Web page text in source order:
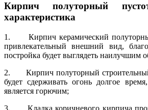
Кирпич полуторный
характеристика
1. Кирпич керамический
привлекательный внешний вид,
постройка будет выглядеть наилучшим
2. Кирпич полуторный
будет сдерживать огонь долгое
является горючим;
3. Кладка коричневого кирпича